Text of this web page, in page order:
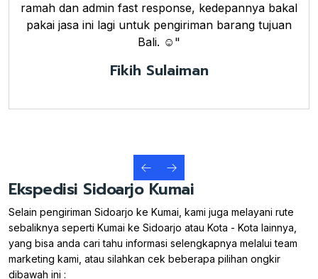
ramah dan admin fast response, kedepannya bakal
pakai jasa ini lagi untuk pengiriman barang tujuan
Bali. ☺️"
Fikih Sulaiman
Ekspedisi Sidoarjo Kumai
Selain pengiriman Sidoarjo ke Kumai, kami juga melayani rute
sebaliknya seperti Kumai ke Sidoarjo atau Kota - Kota lainnya,
yang bisa anda cari tahu informasi selengkapnya melalui team
marketing kami, atau silahkan cek beberapa pilihan ongkir
dibawah ini :